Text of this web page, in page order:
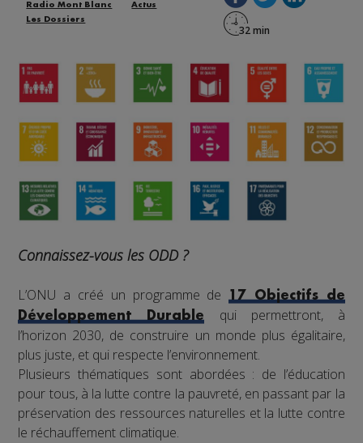
Radio Mont Blanc
Actus
Les Dossiers
Connaissez-vous les ODD ?
L’ONU a créé un programme de17 Objectifs de
Développement Durable
qui permettront, à
l’horizon 2030, de construire un monde plus égalitaire,
plus juste, et qui respecte l’environnement.
Plusieurs thématiques sont abordées : de l’éducation
pour tous, à la lutte contre la pauvreté, en passant par la
préservation des ressources naturelles et la lutte contre
le réchauffement climatique.